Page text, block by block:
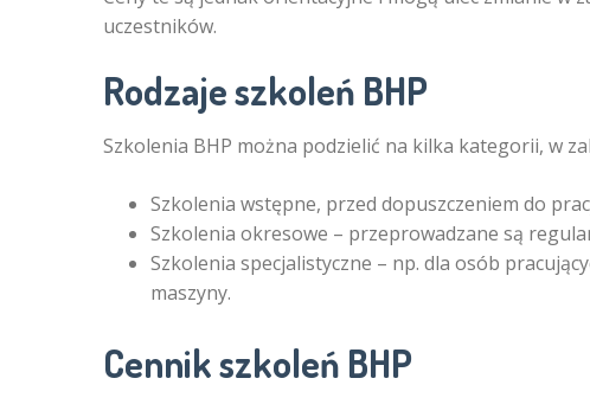
uczestników.
Rodzaje szkoleń BHP
Szkolenia BHP można podzielić na kilka kategorii, w
Szkolenia wstępne, przed dopuszczeniem do
Szkolenia okresowe – przeprowadzane są
Szkolenia specjalistyczne – np. dla osób
maszyny.
Cennik szkoleń BHP